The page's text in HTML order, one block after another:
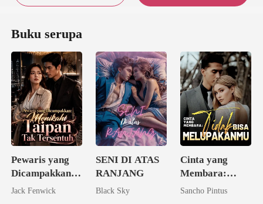
Buku serupa
Pewaris yang
Dicampakkan:
Menikahi
Jack Fenwick
SENI DI ATAS
RANJANG
Black Sky
Cinta yang
Membara:
Tidak Bisa
Sancho Pintus